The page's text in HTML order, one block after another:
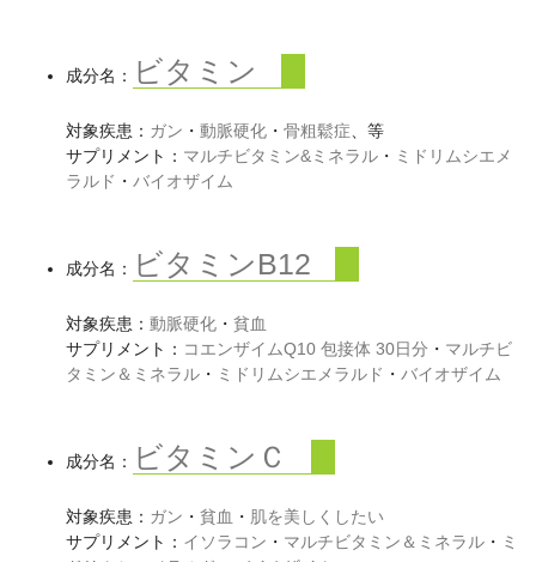
成分名： ビタミン
対象疾患： ガン ・ 動脈硬化 ・ 骨粗鬆症、等
サプリメント： マルチビタミン&ミネラル ・ ミドリムシエメ
ラルド ・ バイオザイム
成分名： ビタミンB12
対象疾患： 動脈硬化 ・ 貧血
サプリメント： コエンザイムQ10 包接体 30日分 ・ マルチビ
タミン＆ミネラル ・ ミドリムシエメラルド ・ バイオザイム
成分名： ビタミンＣ
対象疾患： ガン ・ 貧血 ・ 肌を美しくしたい
サプリメント： イソラコン ・ マルチビタミン＆ミネラル ・ ミ